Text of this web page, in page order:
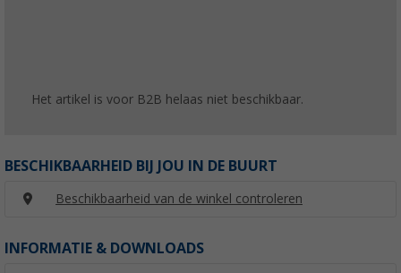
Het artikel is voor B2B helaas niet beschikbaar.
BESCHIKBAARHEID BIJ JOU IN DE BUURT
Beschikbaarheid van de winkel controleren
INFORMATIE & DOWNLOADS